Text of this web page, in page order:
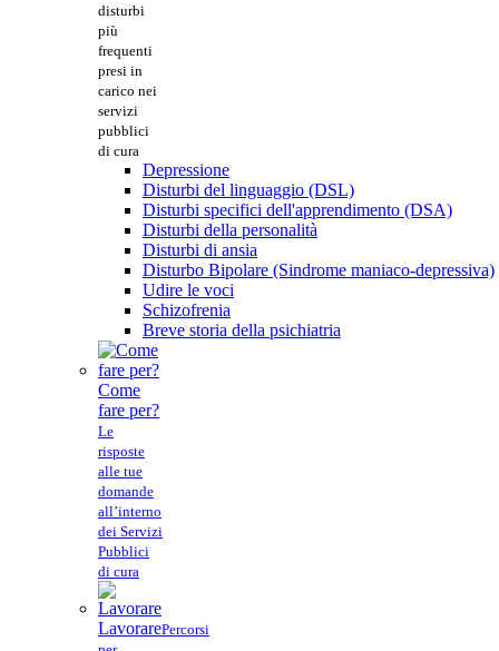
disturbi
più
frequenti
presi in
carico nei
servizi
pubblici
di cura
Depressione
Disturbi del linguaggio (DSL)
Disturbi specifici dell'apprendimento (DSA)
Disturbi della personalità
Disturbi di ansia
Disturbo Bipolare (Sindrome maniaco-depressiva)
Udire le voci
Schizofrenia
Breve storia della psichiatria
Come
fare per?
Le
risposte
alle tue
domande
all’interno
dei Servizi
Pubblici
di cura
LavorarePercorsi